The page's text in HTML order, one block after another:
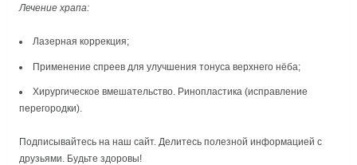
Лечение храпа:
Лазерная коррекция;
Применение спреев для улучшения тонуса верхнего нёба;
Хирургическое вмешательство. Ринопластика (исправление
перегородки).
Подписывайтесь на наш сайт. Делитесь полезной информацией с
друзьями. Будьте здоровы!